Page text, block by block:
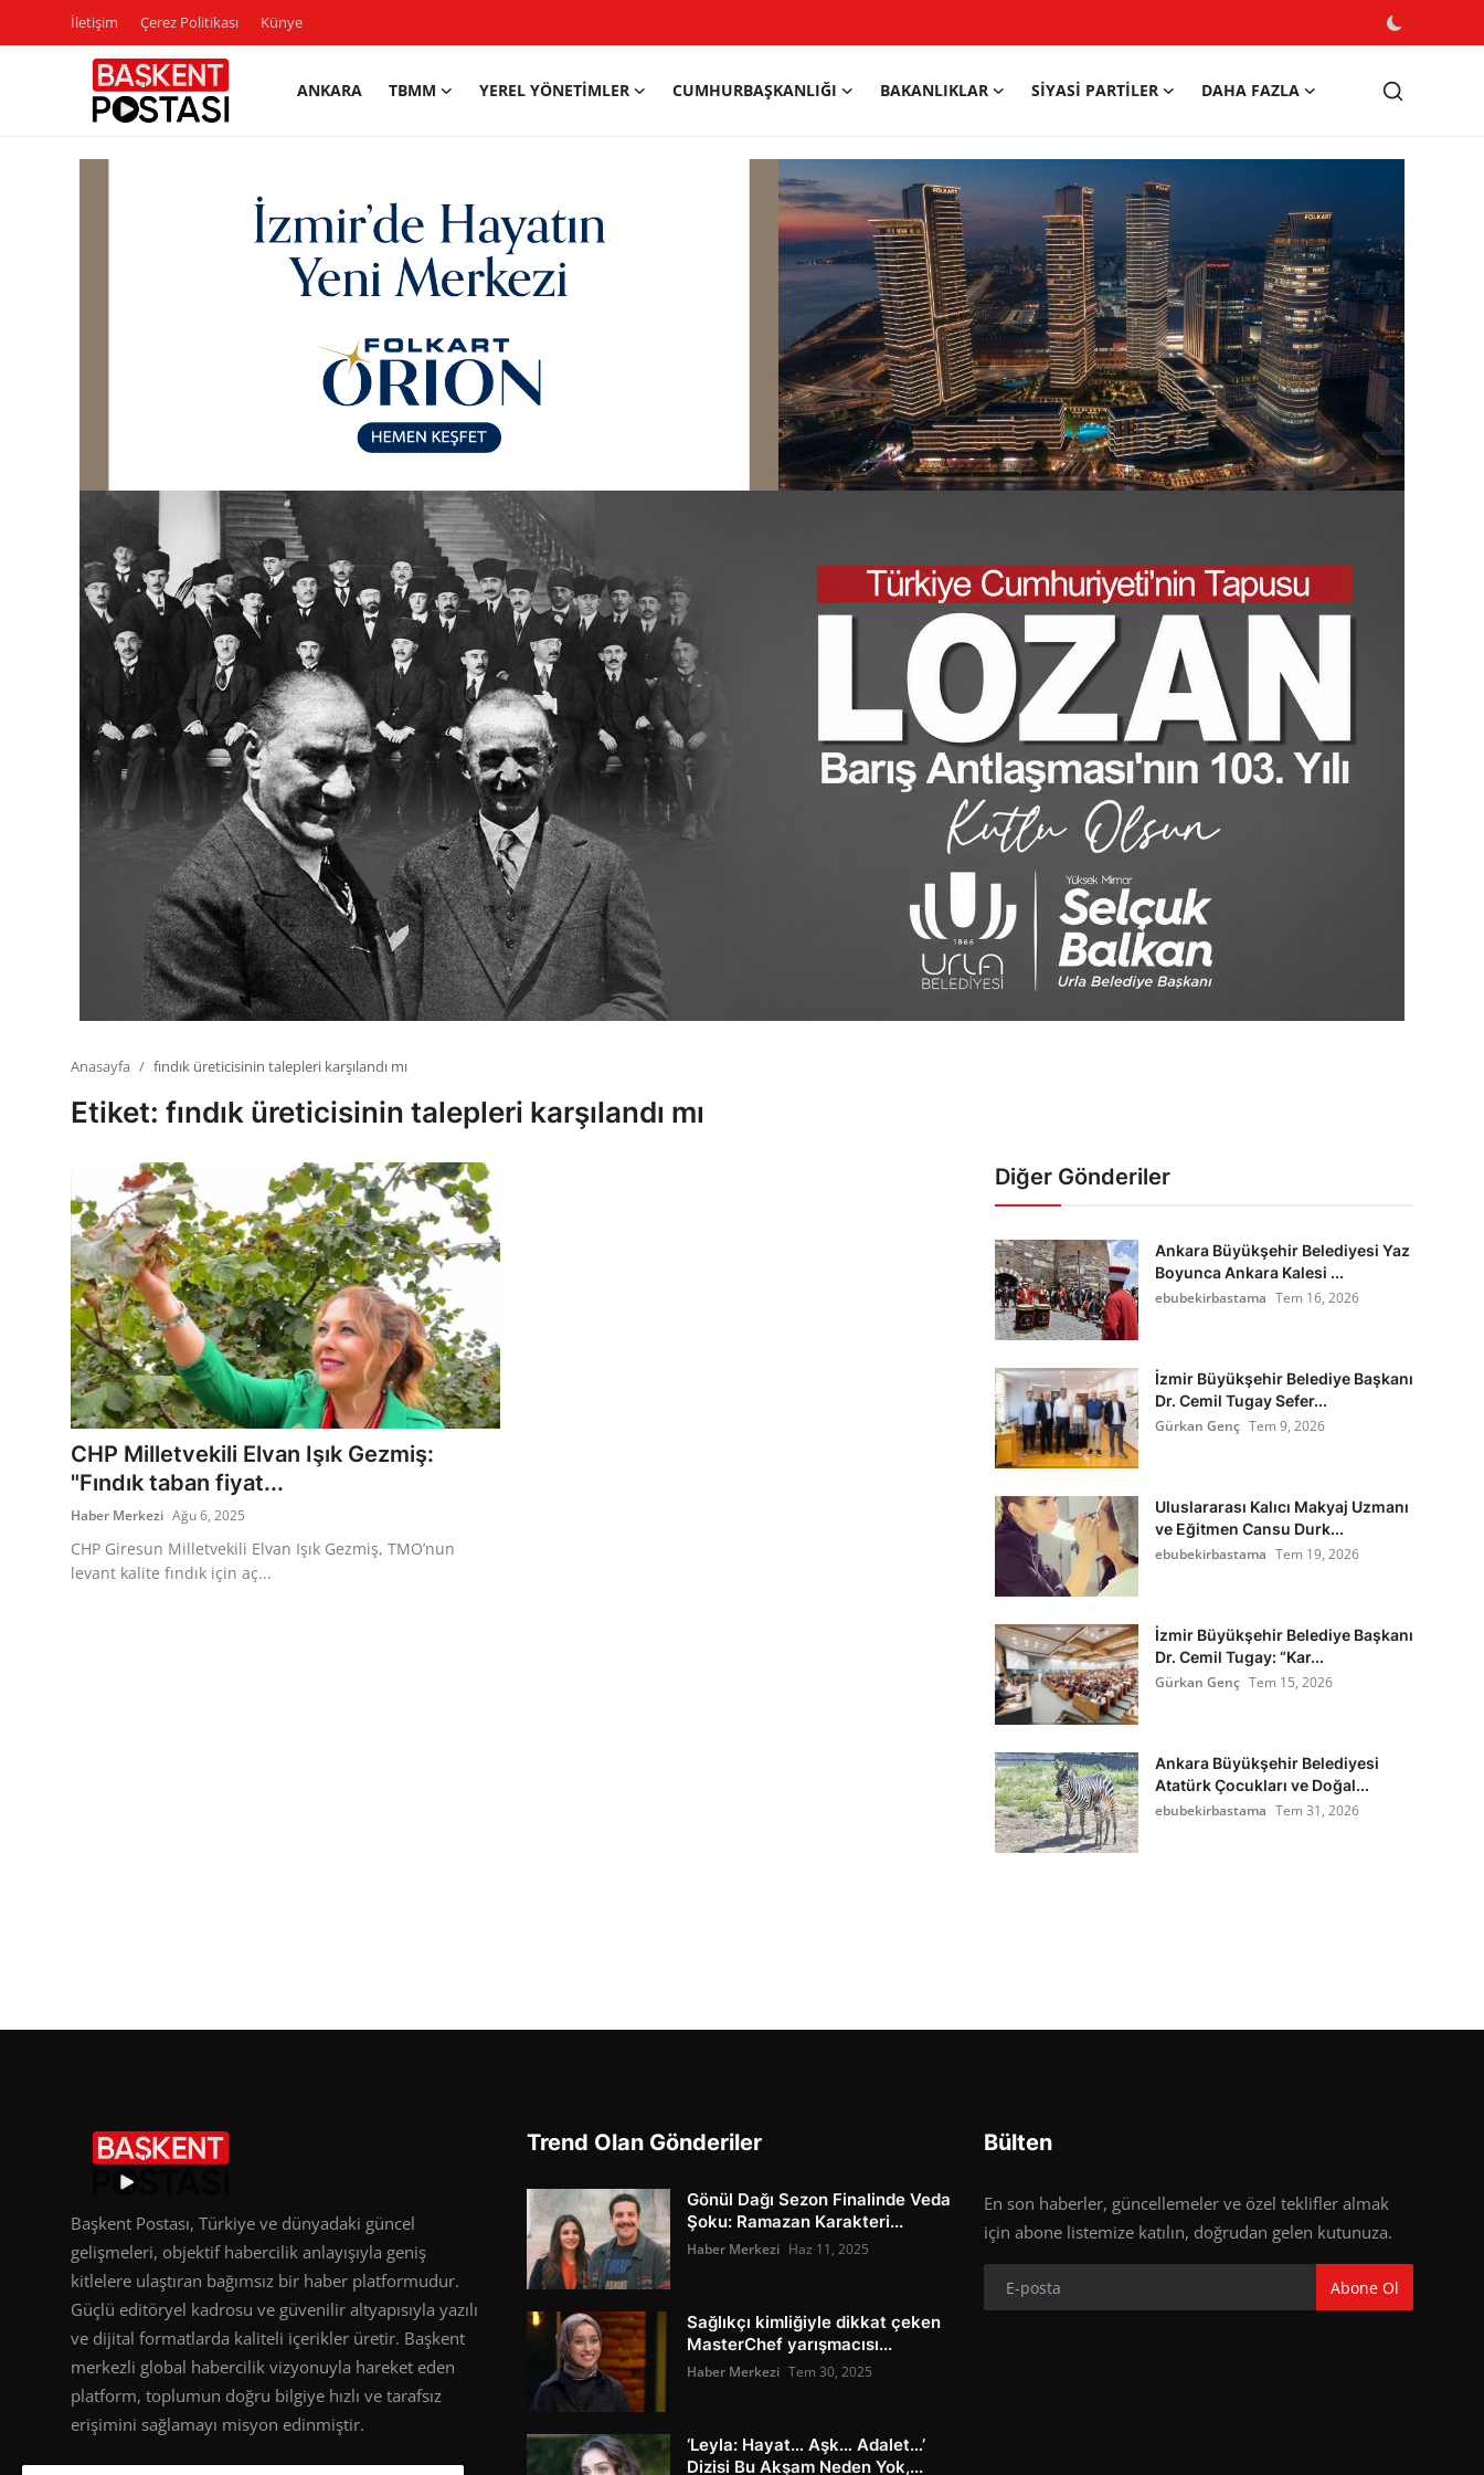
İletişim Çerez Politikası Künye
ANKARA TBMM YEREL YÖNETIMLER CUMHURBAŞKANLIĞI BAKANLIKLAR SIYASI PARTILER DAHA FAZLA
Bakanlıklar
Siyasi Partiler
Mülki İdare
Toplum ve Yaşam
Sivil Toplum Kuruluşları
Kamu Kurumları ve Üst Kurullar
Anasayfa fındık üreticisinin talepleri karşılandı mı
Etiket: fındık üreticisinin talepleri karşılandı mı
CHP Milletvekili Elvan Işık Gezmiş:
"Fındık taban fiyat...
Haber Merkezi Ağu 6, 2025
CHP Giresun Milletvekili Elvan Işık Gezmiş, TMO’nun
levant kalite fındık için aç...
Diğer Gönderiler
Ankara Büyükşehir Belediyesi Yaz
Boyunca Ankara Kalesi ...
ebubekirbastama Tem 16, 2026
İzmir Büyükşehir Belediye Başkanı
Dr. Cemil Tugay Sefer...
Gürkan Genç Tem 9, 2026
Uluslararası Kalıcı Makyaj Uzmanı
ve Eğitmen Cansu Durk...
ebubekirbastama Tem 19, 2026
İzmir Büyükşehir Belediye Başkanı
Dr. Cemil Tugay: “Kar...
Gürkan Genç Tem 15, 2026
Ankara Büyükşehir Belediyesi
Atatürk Çocukları ve Doğal...
ebubekirbastama Tem 31, 2026
Başkent Postası, Türkiye ve dünyadaki güncel
gelişmeleri, objektif habercilik anlayışıyla geniş
kitlelere ulaştıran bağımsız bir haber platformudur.
Güçlü editöryel kadrosu ve güvenilir altyapısıyla yazılı
ve dijital formatlarda kaliteli içerikler üretir. Başkent
merkezli global habercilik vizyonuyla hareket eden
platform, toplumun doğru bilgiye hızlı ve tarafsız
erişimini sağlamayı misyon edinmiştir.
Trend Olan Gönderiler
Gönül Dağı Sezon Finalinde Veda
Şoku: Ramazan Karakteri...
Haber Merkezi Haz 11, 2025
Sağlıkçı kimliğiyle dikkat çeken
MasterChef yarışmacısı...
Haber Merkezi Tem 30, 2025
‘Leyla: Hayat… Aşk… Adalet…’
Dizisi Bu Akşam Neden Yok,...
Bülten
En son haberler, güncellemeler ve özel teklifler almak
için abone listemize katılın, doğrudan gelen kutunuza.
Abone Ol